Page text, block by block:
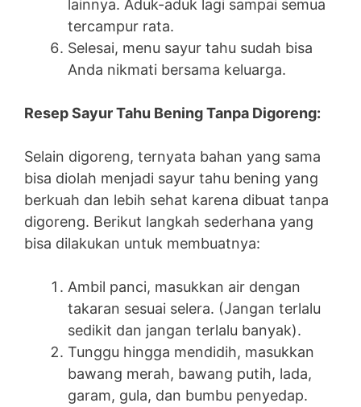
lainnya. Aduk-aduk lagi sampai semua
tercampur rata.
Selesai, menu sayur tahu sudah bisa
Anda nikmati bersama keluarga.
Resep Sayur Tahu Bening Tanpa Digoreng:
Selain digoreng, ternyata bahan yang sama
bisa diolah menjadi sayur tahu bening yang
berkuah dan lebih sehat karena dibuat tanpa
digoreng. Berikut langkah sederhana yang
bisa dilakukan untuk membuatnya:
Ambil panci, masukkan air dengan
takaran sesuai selera. (Jangan terlalu
sedikit dan jangan terlalu banyak).
Tunggu hingga mendidih, masukkan
bawang merah, bawang putih, lada,
garam, gula, dan bumbu penyedap.